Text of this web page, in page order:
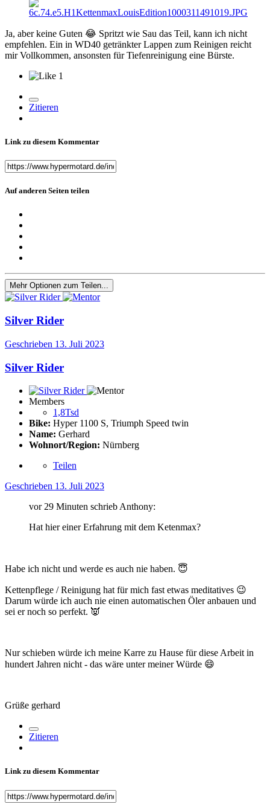
Ja, aber keine Guten 😂 Spritzt wie Sau das Teil, kann ich nicht
empfehlen. Ein in WD40 getränkter Lappen zum Reinigen reicht
mir Vollkommen, ansonsten für Tiefenreinigung eine Bürste.
1
Zitieren
Link zu diesem Kommentar
Auf anderen Seiten teilen
Mehr Optionen zum Teilen...
Silver Rider
Geschrieben 13. Juli 2023
Silver Rider
Members
1,8Tsd
Bike: Hyper 1100 S, Triumph Speed twin
Name: Gerhard
Wohnort/Region: Nürnberg
Teilen
Geschrieben 13. Juli 2023
vor 29 Minuten schrieb Anthony:
Hat hier einer Erfahrung mit dem Ketenmax?
Habe ich nicht und werde es auch nie haben. 😇
Kettenpflege / Reinigung hat für mich fast etwas meditatives 😉
Darum würde ich auch nie einen automatischen Öler anbauen und
sei er noch so perfekt. 👿
Nur schieben würde ich meine Karre zu Hause für diese Arbeit in
hundert Jahren nicht - das wäre unter meiner Würde 😄
Grüße gerhard
Zitieren
Link zu diesem Kommentar